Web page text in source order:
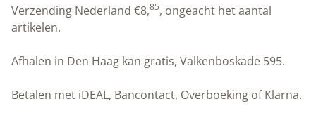
Olijfgroen
Allbäck
|
Peltenburg
Natuurverf
Verzending Nederland €8,85, ongeacht het aantal
artikelen.
Afhalen in Den Haag kan gratis, Valkenboskade 595.
Betalen met iDEAL, Bancontact, Overboeking of Klarna.